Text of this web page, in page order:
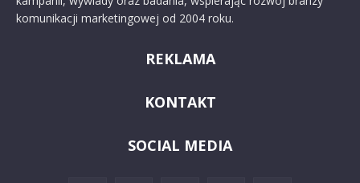
komunikacji marketingowej od 2004 roku.
REKLAMA
KONTAKT
SOCIAL MEDIA